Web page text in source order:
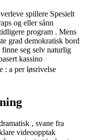
spillere Spesielt
og eller sånn
program . Mens
grad demokratisk bord
seg selv naturlig
kassino
: a per løsrivelse
, svane fra
videoopptak